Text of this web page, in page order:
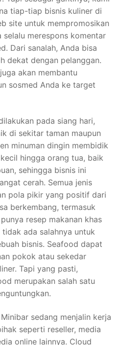
tiap-tiap bisnis kuliner di
site untuk mempromosikan
selalu merespons komentar
Dari sanalah, Anda bisa
dekat dengan pelanggan.
akan membantu
sosmed Anda ke target
pada siang hari,
di sekitar taman maupun
minuman dingin membidik
hingga orang tua, baik
sehingga bisnis ini
cerah. Semua jenis
pola pikir yang positif dari
berkembang, termasuk
resep makanan khas
ada salahnya untuk
bisnis. Seafood dapat
pokok atau sekedar
Tapi yang pasti,
merupakan salah satu
sedang menjalin kerja
seperti reseller, media
online lainnya. Cloud